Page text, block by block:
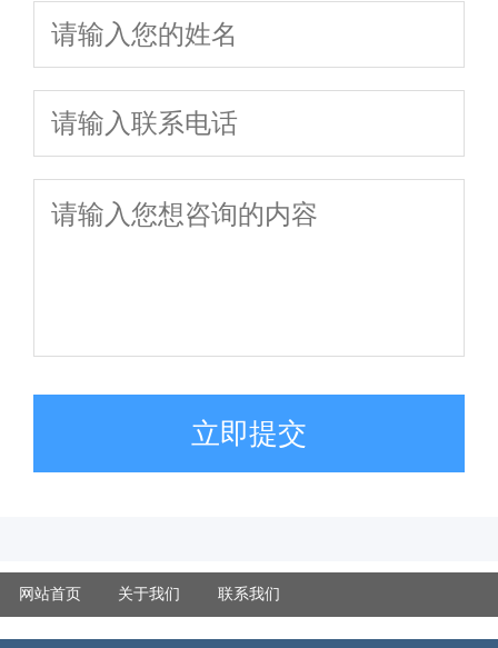
立即提交
网站首页 关于我们 联系我们